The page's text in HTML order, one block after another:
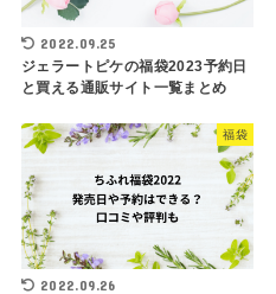
2022.09.25
ジェラートピケの福袋2023予約日
と買える通販サイト一覧まとめ
福袋
2022.09.26